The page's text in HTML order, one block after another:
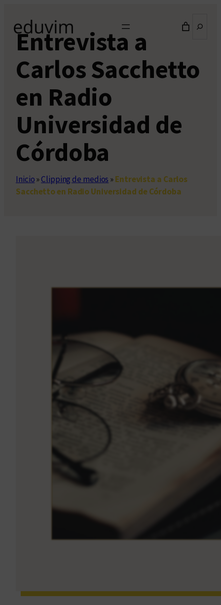
contenido
Entrevista a
Carlos Sacchetto
en Radio
Universidad de
Córdoba
Inicio»Clipping de medios »Entrevista a Carlos
Sacchetto en Radio Universidad de Córdoba